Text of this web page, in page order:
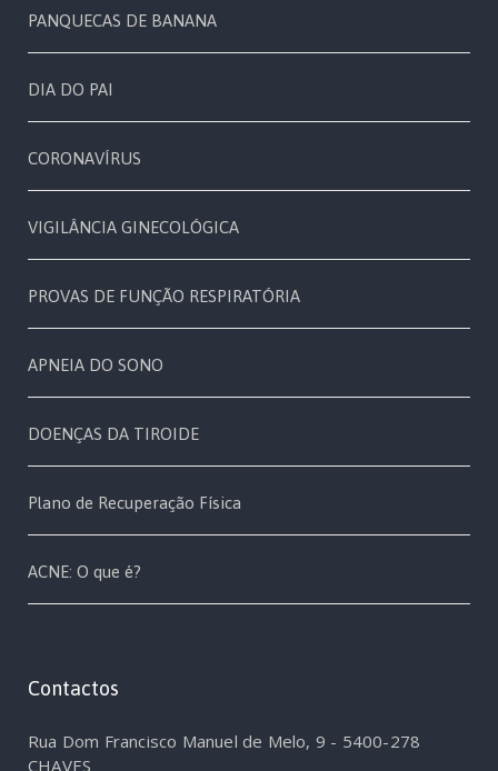
PANQUECAS DE BANANA
DIA DO PAI
CORONAVÍRUS
VIGILÂNCIA GINECOLÓGICA
PROVAS DE FUNÇÃO RESPIRATÓRIA
APNEIA DO SONO
DOENÇAS DA TIROIDE
Plano de Recuperação Física
ACNE: O que é?
Contactos
Rua Dom Francisco Manuel de Melo, 9 - 5400-278
CHAVES